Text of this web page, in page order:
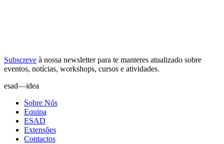
Subscreve à nossa newsletterpara te manteres atualizado sobre
eventos, notícias, workshops, cursos e atividades.
esad—idea
Sobre Nós
Equipa
ESAD
Extensões
Contactos